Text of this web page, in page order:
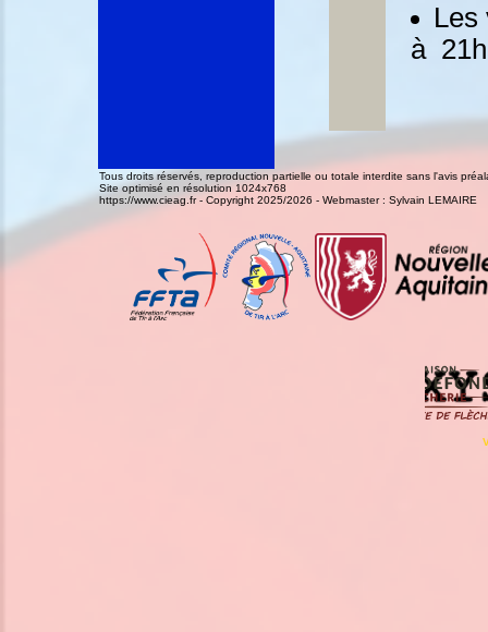
Les
à 21h
Tous droits réservés, reproduction partielle ou totale interdite sans l'avis
Site optimisé en résolution 1024x768
https://www.cieag.fr - Copyright 2025/2026 - Webmaster : Sylvain LEMAIRE